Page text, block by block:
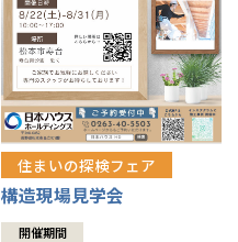
住まいの探検フェア
構造現場見学会
開催期間